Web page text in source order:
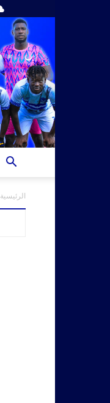
الرئيسية